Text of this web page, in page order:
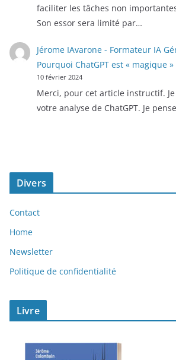
faciliter les tâches non
Son essor sera limité par…
Jérome IAvarone - Formateur IA
Pourquoi ChatGPT est « magique »
10 février 2024
Merci, pour cet article instructif.
votre analyse de ChatGPT. Je
Divers
Contact
Home
Newsletter
Politique de confidentialité
Livre